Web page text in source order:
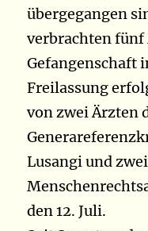
übergegangen
verbrachten
Gefangenschaft
Freilassung
von zwei Ärzten
Lusangi und
den 12. Juli.